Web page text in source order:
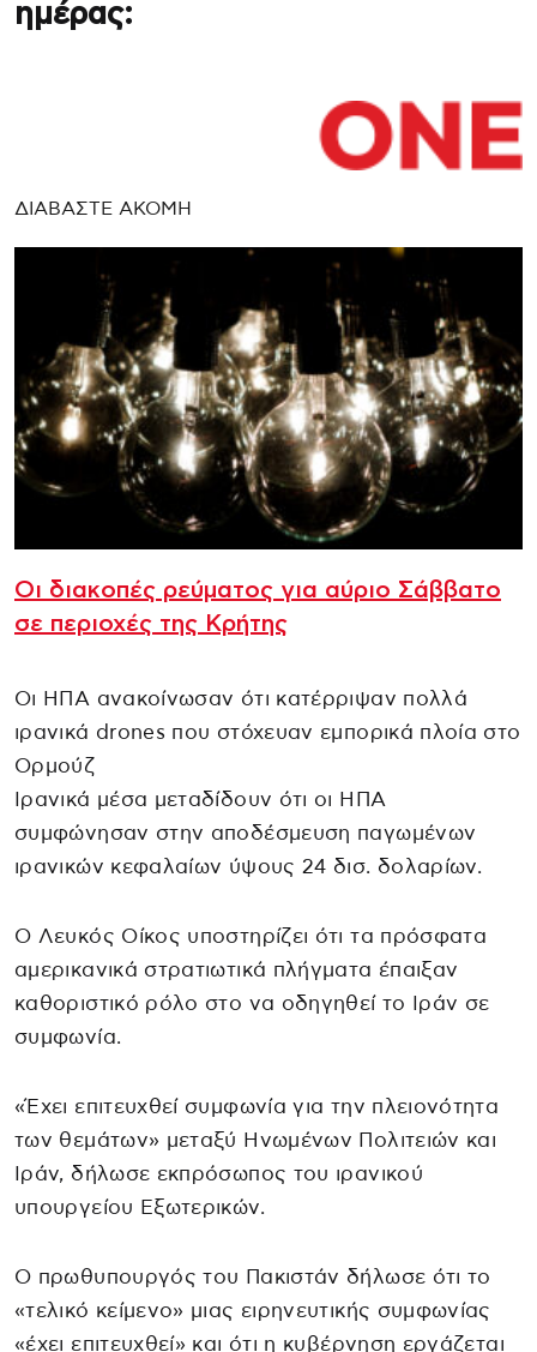
ημέρας:
ΔΙΑΒΑΣΤΕ ΑΚΟΜΗ
Οι διακοπές ρεύματος για αύριο Σάββατο
σε περιοχές της Κρήτης
Οι ΗΠΑ ανακοίνωσαν ότι κατέρριψαν πολλά
ιρανικά drones που στόχευαν εμπορικά πλοία στο
Ορμούζ
Ιρανικά μέσα μεταδίδουν ότι οι ΗΠΑ
συμφώνησαν στην αποδέσμευση παγωμένων
ιρανικών κεφαλαίων ύψους 24 δισ. δολαρίων.
Ο Λευκός Οίκος υποστηρίζει ότι τα πρόσφατα
αμερικανικά στρατιωτικά πλήγματα έπαιξαν
καθοριστικό ρόλο στο να οδηγηθεί το Ιράν σε
συμφωνία.
«Έχει επιτευχθεί συμφωνία για την πλειονότητα
των θεμάτων» μεταξύ Ηνωμένων Πολιτειών και
Ιράν, δήλωσε εκπρόσωπος του ιρανικού
υπουργείου Εξωτερικών.
Ο πρωθυπουργός του Πακιστάν δήλωσε ότι το
«τελικό κείμενο» μιας ειρηνευτικής συμφωνίας
«έχει επιτευχθεί» και ότι η κυβέρνηση εργάζεται